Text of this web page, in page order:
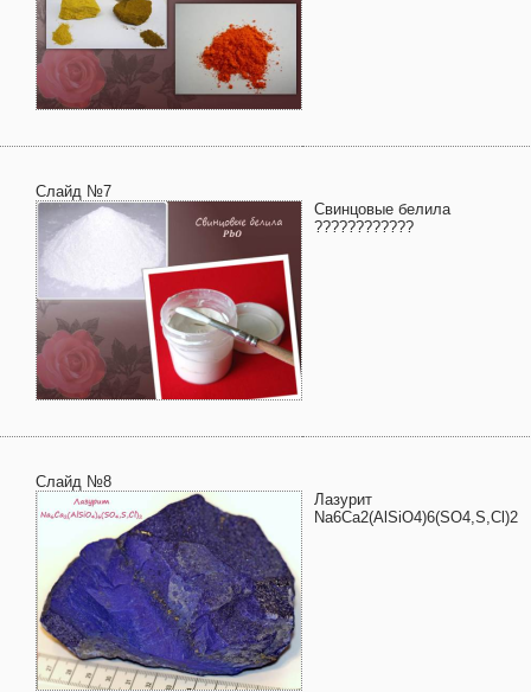
Слайд №7
Свинцовые белила
????????????
Слайд №8
Лазурит
Na6Ca2(AlSiO4)6(SO4,S,Cl)2